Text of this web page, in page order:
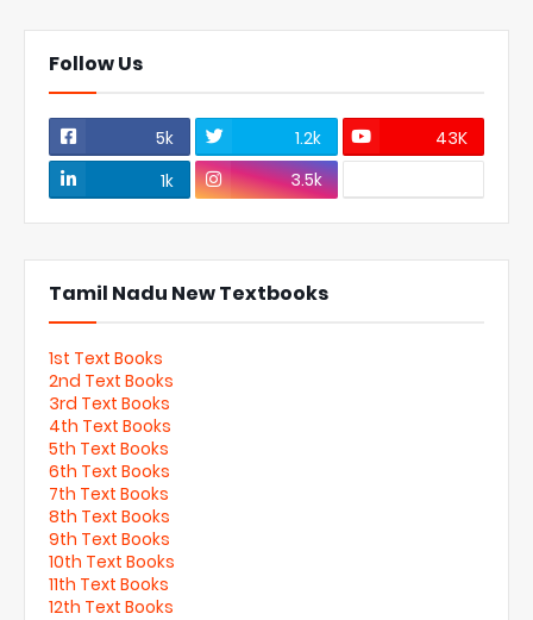
Follow Us
5k 1.2k
43K
1k
3.5k
Tamil Nadu New Textbooks
1st Text Books
2nd Text Books
3rd Text Books
4th Text Books
5th Text Books
6th Text Books
7th Text Books
8th Text Books
9th Text Books
10th Text Books
11th Text Books
12th Text Books